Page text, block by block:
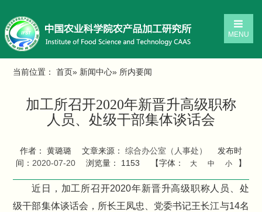
MENU
当前位置：首页» 新闻中心» 所内要闻
加工所召开2020年新晋升高级职称
人员、处级干部集体谈话会
作者： 黄璐璐 文章来源： 综合办公室（人事处）
发布时
间： 2020-07-20 浏览量： 1153 【字体： 大 中 小 】
近日，加工所召开2020年新晋升高级职称人员、处
级干部集体谈话会，所长王凤忠、党委书记王长江与14名